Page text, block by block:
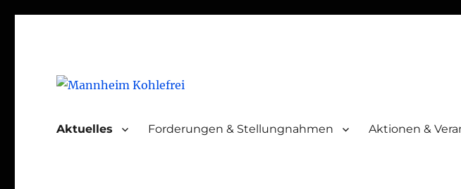
Aktuelles Forderungen & Stellungnahmen Aktionen &